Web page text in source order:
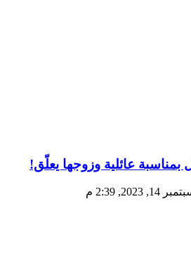
بمناسبة عائلية وزوجها يعلّق!
14, 2023, 2:39 م